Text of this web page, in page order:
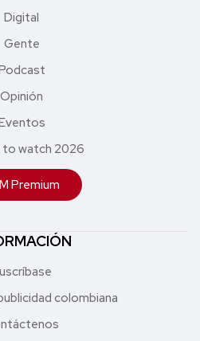
Digital
Gente
Opinión
to watch 2026
Premium
colombiana